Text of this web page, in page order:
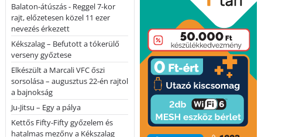
Balaton-átúszás - Reggel 7-kor
rajt, előzetesen közel 11 ezer
nevezés érkezett
Kékszalag – Befutott a tókerülő
verseny győztese
Elkészült a Marcali VFC őszi
sorsolása – augusztus 22-én rajtol
a bajnokság
Ju-Jitsu – Egy a pálya
Kettős Fifty-Fifty győzelem és
hatalmas mezőny a Kékszalag